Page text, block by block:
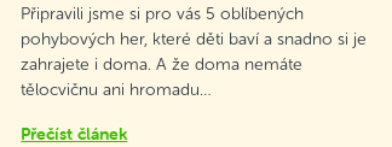
Připravili jsme si pro vás 5 oblíbených
pohybových her, které děti baví a snadno si je
zahrajete i doma. A že doma nemáte
tělocvičnu ani hromadu…
Přečíst článek